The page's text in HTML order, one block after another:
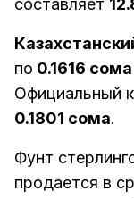
составляет
по 0.1616 сома
Официальный
0.1801 сома.
Фунт
продается в